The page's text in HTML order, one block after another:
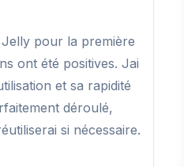
pour la première
ont été positives. Jai
et sa rapidité
déroulé,
si nécessaire.